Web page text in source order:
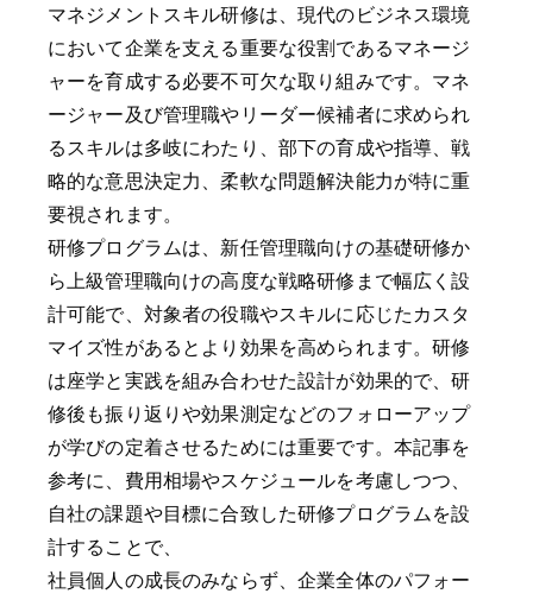
マネジメントスキル研修は、現代のビジネス環境
において企業を支える重要な役割であるマネージ
ャーを育成する必要不可欠な取り組みです。マネ
ージャー及び管理職やリーダー候補者に求められ
るスキルは多岐にわたり、部下の育成や指導、戦
略的な意思決定力、柔軟な問題解決能力が特に重
要視されます。
研修プログラムは、新任管理職向けの基礎研修か
ら上級管理職向けの高度な戦略研修まで幅広く設
計可能で、対象者の役職やスキルに応じたカスタ
マイズ性があるとより効果を高められます。研修
は座学と実践を組み合わせた設計が効果的で、研
修後も振り返りや効果測定などのフォローアップ
が学びの定着させるためには重要です。本記事を
参考に、費用相場やスケジュールを考慮しつつ、
自社の課題や目標に合致した研修プログラムを設
計することで、
社員個人の成長のみならず、企業全体のパフォー